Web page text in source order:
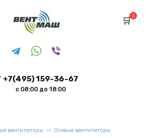
+7(495) 159-36-67
с 08:00 до 18:00
0
вентиляторы Осевые вентиляторы